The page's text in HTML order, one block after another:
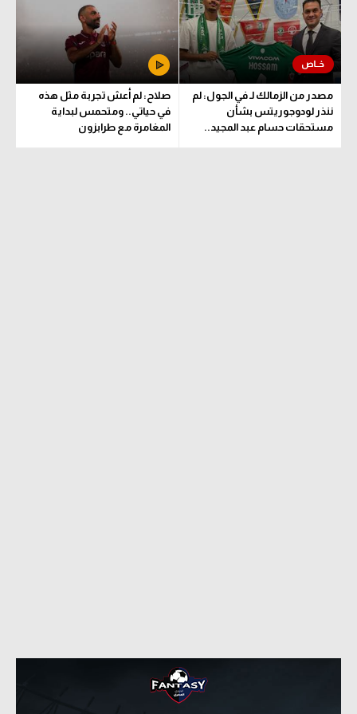
تحليل في الجول
حكايات في الجول
كويز في الجول
فيديو في الجول
حكايات في الجول
كويز في الجول
فيديو في الجول
مصدر من الزمالك لـ في الجول: لم
ننذر لودوجوريتس بشأن
مستحقات حسام عبد المجيد..
صلاح: لم أعش تجربة مثل هذه
في حياتي.. ومتحمس لبداية
المغامرة مع طرابزون